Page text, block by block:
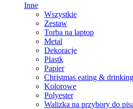
Inne
Wszystkie
Zestaw
Torba na laptop
Metal
Dekoracje
Plastk
Papier
Christmas eating & drinking
Kolorowe
Polyester
Walizka na przybory do